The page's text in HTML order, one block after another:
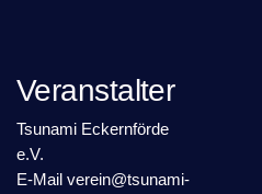
Veranstalter
Tsunami Eckernförde
e.V.
E-Mail verein@tsunami-